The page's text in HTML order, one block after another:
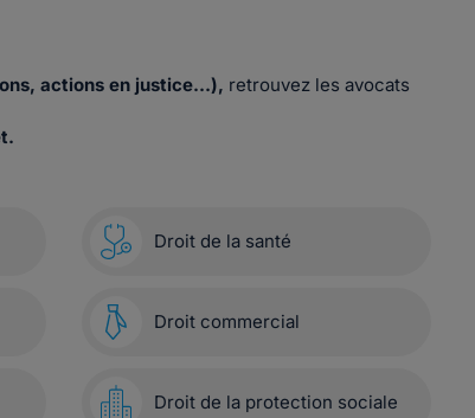
actions en justice…), retrouvez les avocats
Droit de la santé
Droit commercial
Droit de la protection sociale